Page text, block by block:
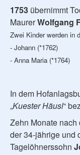
1753 übernimmt
MaurerWolfgang
Zwei Kinder werden in
- Johann (*1762)
- Anna Maria (*1764)
In dem
„Kuester Häusl“
Zehn Monate
der 34-jährige und
Tagelöhnerssohn